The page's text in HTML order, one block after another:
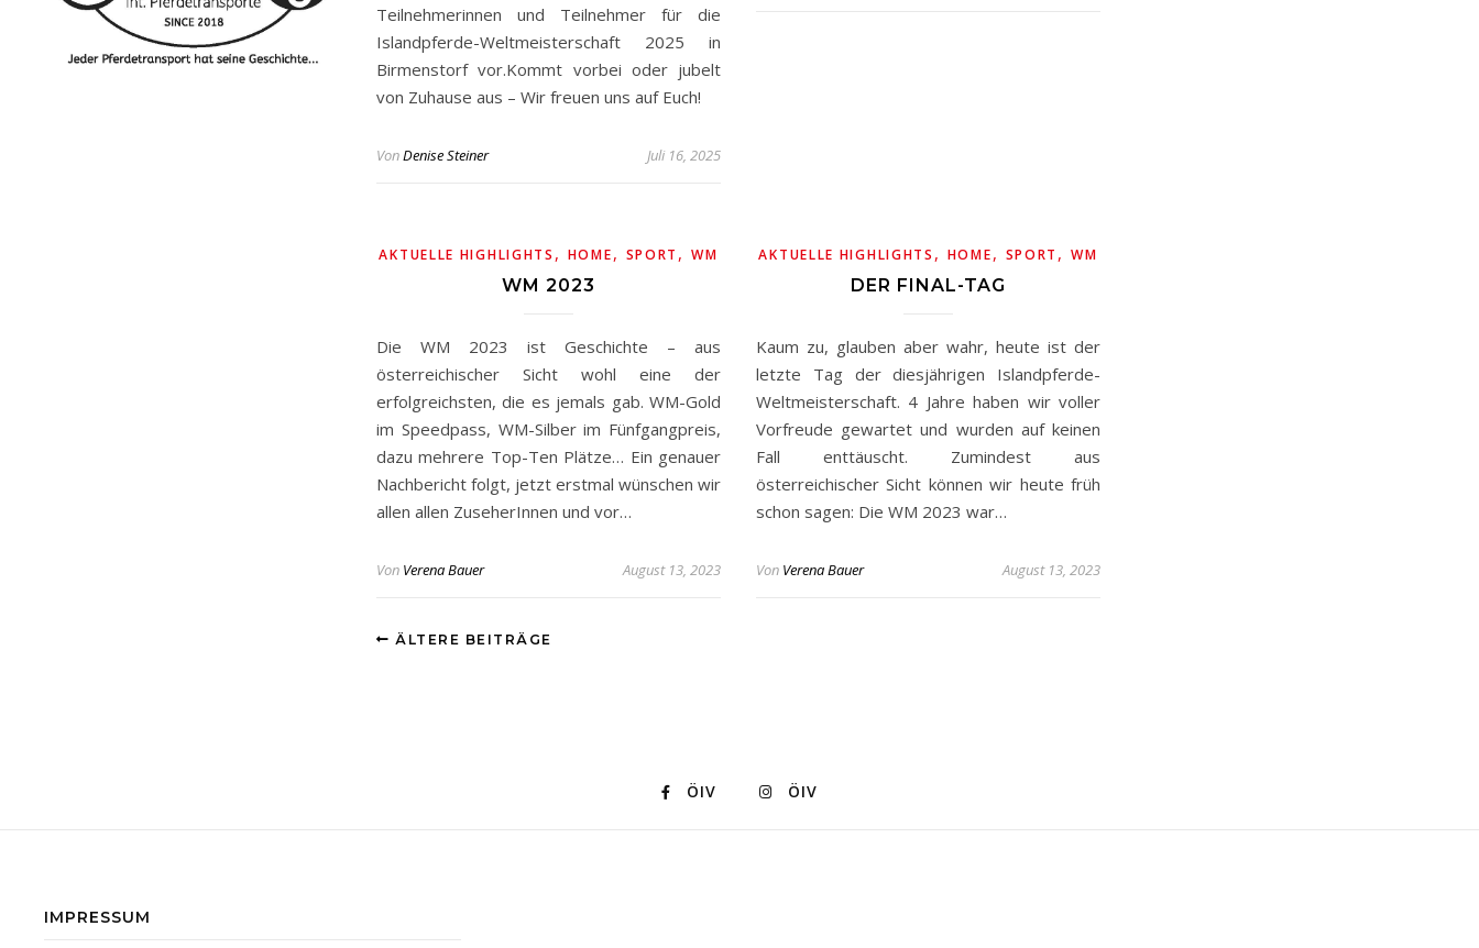
Teilnehmerinnen und Teilnehmer für die
Islandpferde-Weltmeisterschaft 2025 in
Birmenstorf vor.Kommt vorbei oder jubelt
von Zuhause aus – Wir freuen uns auf Euch!
VonDenise Steiner Juli 16, 2025
AKTUELLE HIGHLIGHTS , HOME, SPORT ,WM
WM 2023
Die WM 2023 ist Geschichte – aus
österreichischer Sicht wohl eine der
erfolgreichsten, die es jemals gab. WM-Gold
im Speedpass, WM-Silber im Fünfgangpreis,
dazu mehrere Top-Ten Plätze… Ein genauer
Nachbericht folgt, jetzt erstmal wünschen wir
allen allen ZuseherInnen und vor…
Von Verena Bauer August 13, 2023
AKTUELLE HIGHLIGHTS , HOME, SPORT ,WM
DER FINAL-TAG
Kaum zu, glauben aber wahr, heute ist der
letzte Tag der diesjährigen Islandpferde-
Weltmeisterschaft. 4 Jahre haben wir voller
Vorfreude gewartet und wurden auf keinen
Fall enttäuscht. Zumindest aus
österreichischer Sicht können wir heute früh
schon sagen: Die WM 2023 war…
Von Verena Bauer August 13, 2023
ÄLTERE BEITRÄGE
ÖIV ÖIV
IMPRESSUM